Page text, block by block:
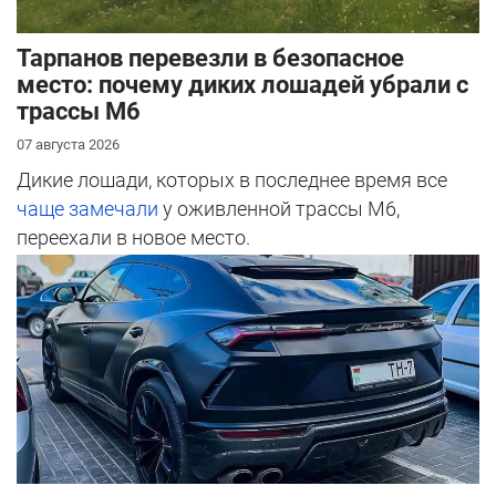
Тарпанов перевезли в безопасное
место: почему диких лошадей убрали с
трассы М6
07 августа 2026
Дикие лошади, которых в последнее время все
чаще замечали у оживленной трассы М6,
переехали в новое место.